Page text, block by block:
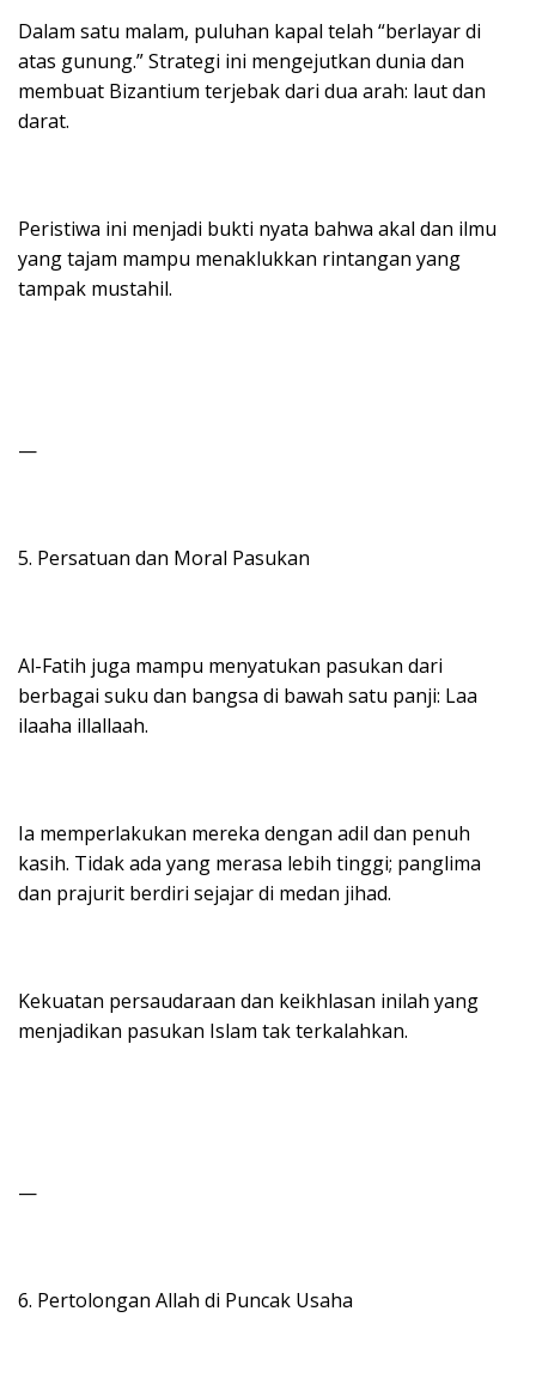
Dalam satu malam, puluhan kapal telah “berlayar di
atas gunung.” Strategi ini mengejutkan dunia dan
membuat Bizantium terjebak dari dua arah: laut dan
darat.
Peristiwa ini menjadi bukti nyata bahwa akal dan ilmu
yang tajam mampu menaklukkan rintangan yang
tampak mustahil.
—
5. Persatuan dan Moral Pasukan
Al-Fatih juga mampu menyatukan pasukan dari
berbagai suku dan bangsa di bawah satu panji: Laa
ilaaha illallaah.
Ia memperlakukan mereka dengan adil dan penuh
kasih. Tidak ada yang merasa lebih tinggi; panglima
dan prajurit berdiri sejajar di medan jihad.
Kekuatan persaudaraan dan keikhlasan inilah yang
menjadikan pasukan Islam tak terkalahkan.
—
6. Pertolongan Allah di Puncak Usaha